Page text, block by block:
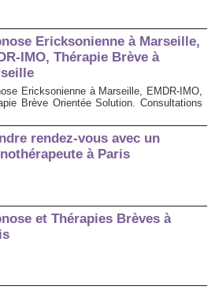
Ericksonienne à Marseille,
IMO, Thérapie Brève à
Ericksonienne à Marseille, EMDR-IMO,
Brève Orientée Solution. Consultations
rendez-vous avec un
à Paris
et Thérapies Brèves à